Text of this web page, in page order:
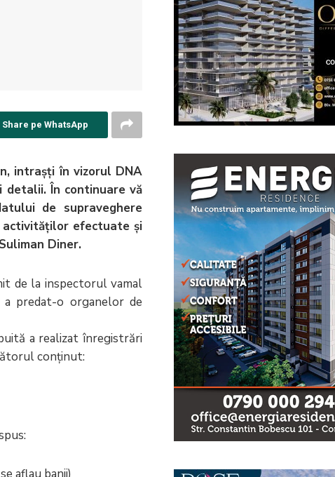
Share pe WhatsApp
intrașți în vizorul DNA
detalii. În continuare vă
de supraveghere
activităților efectuate și
Diner.
de la inspectorul vamal
a predat-o organelor de
a realizat înregistrări
conținut: